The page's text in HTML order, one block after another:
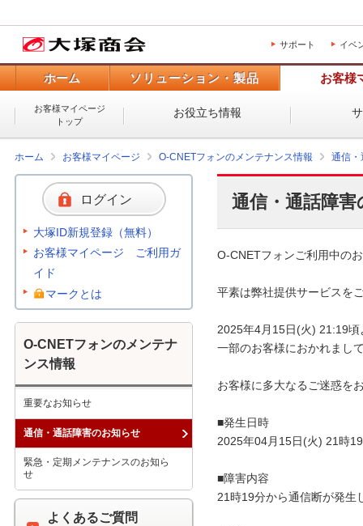
サポート イベ
ホーム ソリューション・製品 お客様
お客様マイページ
トップ
お役立ち情報
ホーム お客様マイページ O-CNETフォンのメンテナンス情報 通信・
通信・通話障
O-CNETフォンご利用中の
平素は弊社提供サービスを
2025年4月15日(火) 21:19
一部のお客様におかれまし
お客様に多大なるご迷惑を
■発生日時
2025年04月15日(火) 21時
■障害内容
21時19分から通信断が発生
ログイン
大塚ID新規登録（無料）
お客様マイページ ご利用ガ
イド
マークとは
O-CNETフォンのメンテナ
ンス情報
重要なお知らせ
通信・通話障害のお知らせ
緊急・定期メンテナンスのお知ら
せ
よくあるご質問